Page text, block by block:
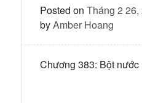
Posted on Tháng 2 26,
byAmber Hoang
Chương 383: Bột nước